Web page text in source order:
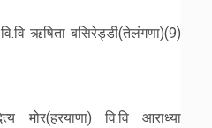
ऋषिता बसिरेड्डी(तेलंगणा)(9)
मोर(हरयाणा) वि.वि आराध्या